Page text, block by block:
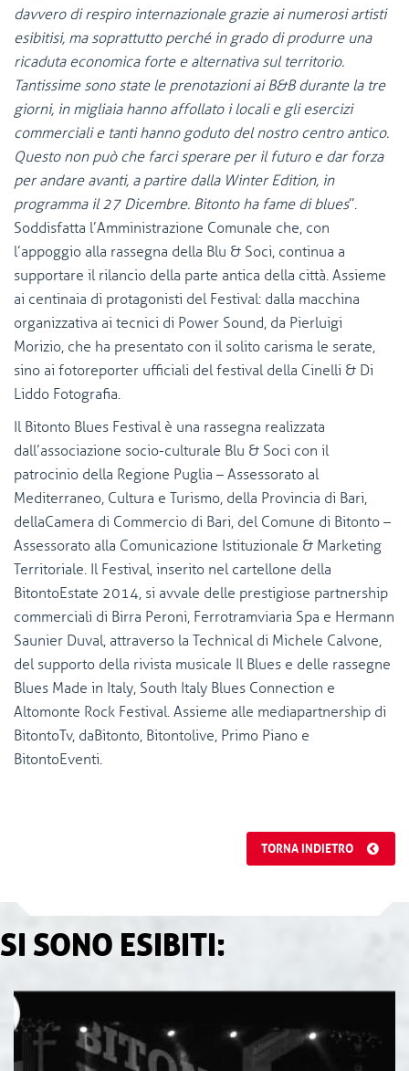
davvero di respiro internazionale grazie ai numerosi artisti
esibitisi, ma soprattutto perché in grado di produrre una
ricaduta economica forte e alternativa sul territorio.
Tantissime sono state le prenotazioni ai B&B durante la tre
giorni, in migliaia hanno affollato i locali e gli esercizi
commerciali e tanti hanno goduto del nostro centro antico.
Questo non può che farci sperare per il futuro e dar forza
per andare avanti, a partire dalla Winter Edition, in
programma il 27 Dicembre. Bitonto ha fame di blues”.
Soddisfatta l’Amministrazione Comunale che, con
l’appoggio alla rassegna della Blu & Soci, continua a
supportare il rilancio della parte antica della città. Assieme
ai centinaia di protagonisti del Festival: dalla macchina
organizzativa ai tecnici di Power Sound, da Pierluigi
Morizio, che ha presentato con il solito carisma le serate,
sino ai fotoreporter ufficiali del festival della Cinelli & Di
Liddo Fotografia.
Il Bitonto Blues Festival è una rassegna realizzata
dall’associazione socio-culturale Blu & Soci con il
patrocinio della Regione Puglia – Assessorato al
Mediterraneo, Cultura e Turismo, della Provincia di Bari,
dellaCamera di Commercio di Bari, del Comune di Bitonto –
Assessorato alla Comunicazione Istituzionale & Marketing
Territoriale. Il Festival, inserito nel cartellone della
BitontoEstate 2014, si avvale delle prestigiose partnership
commerciali di Birra Peroni, Ferrotramviaria Spa e Hermann
Saunier Duval, attraverso la Technical di Michele Calvone,
del supporto della rivista musicale Il Blues e delle rassegne
Blues Made in Italy, South Italy Blues Connection e
Altomonte Rock Festival. Assieme alle mediapartnership di
BitontoTv, daBitonto, Bitontolive, Primo Piano e
BitontoEventi.
TORNA INDIETRO
SI SONO ESIBITI: